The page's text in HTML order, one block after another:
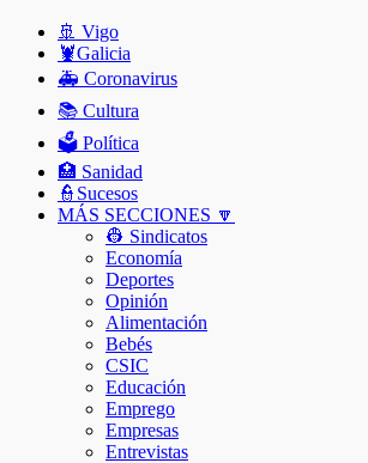
🚢 Vigo
🦞️Galicia
🚑 Coronavirus
📚 Cultura
🗳️ Política
🏥 Sanidad
👮Sucesos
MÁS SECCIONES 🔽
👷 Sindicatos
Economía
Deportes
Opinión
Alimentación
Bebés
CSIC
Educación
Emprego
Empresas
Entrevistas